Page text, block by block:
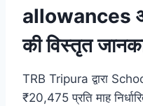
allowances
की विस्तृत
TRB Tripura द्वारा
₹20,475 प्रति माह